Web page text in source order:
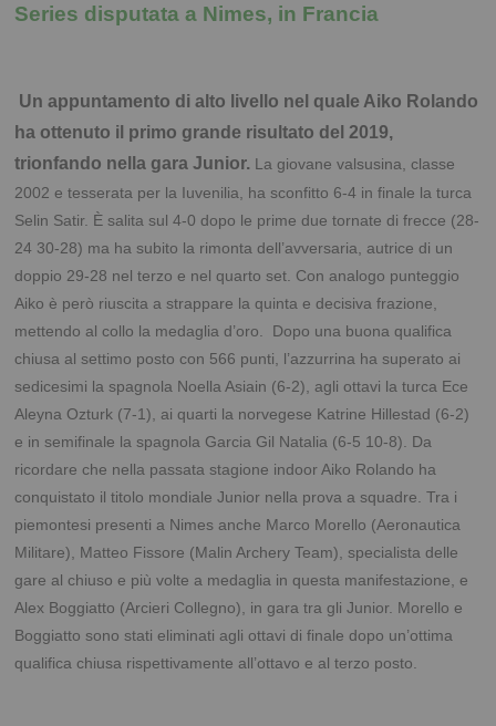
Series disputata a Nimes, in Francia
Un appuntamento di alto livello nel quale Aiko Rolando
ha ottenuto il primo grande risultato del 2019,
trionfando nella gara Junior. La giovane valsusina, classe
2002 e tesserata per la Iuvenilia, ha sconfitto 6-4 in finale la turca
Selin Satir. È salita sul 4-0 dopo le prime due tornate di frecce (28-
24 30-28) ma ha subito la rimonta dell’avversaria, autrice di un
doppio 29-28 nel terzo e nel quarto set. Con analogo punteggio
Aiko è però riuscita a strappare la quinta e decisiva frazione,
mettendo al collo la medaglia d’oro. Dopo una buona qualifica
chiusa al settimo posto con 566 punti, l’azzurrina ha superato ai
sedicesimi la spagnola Noella Asiain (6-2), agli ottavi la turca Ece
Aleyna Ozturk (7-1), ai quarti la norvegese Katrine Hillestad (6-2)
e in semifinale la spagnola Garcia Gil Natalia (6-5 10-8). Da
ricordare che nella passata stagione indoor Aiko Rolando ha
conquistato il titolo mondiale Junior nella prova a squadre.Tra i
piemontesi presenti a Nimes anche Marco Morello (Aeronautica
Militare), Matteo Fissore (Malin Archery Team), specialista delle
gare al chiuso e più volte a medaglia in questa manifestazione, e
Alex Boggiatto (Arcieri Collegno), in gara tra gli Junior. Morello e
Boggiatto sono stati eliminati agli ottavi di finale dopo un’ottima
qualifica chiusa rispettivamente all’ottavo e al terzo posto.